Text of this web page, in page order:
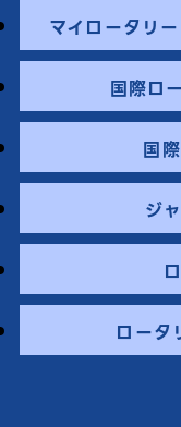
マイロータリー
国際ロ
国
ジ
ロータ